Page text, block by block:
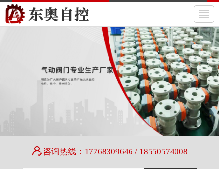
咨询热线：17768309646 / 18550574008